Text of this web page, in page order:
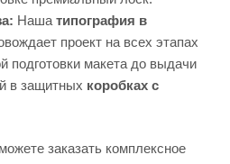
Наша типография в
проект на всех этапах
подготовки макета до выдачи
в защитных коробках с
заказать комплексное